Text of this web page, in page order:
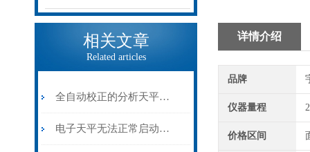
相关文章
Related articles
全自动校正的分析天平为什么会频繁出现校正？
电子天平无法正常启动的常见原因是什么？
详情介绍
品牌
仪器量程
价格区间